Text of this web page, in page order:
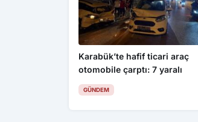
Karabük’te hafif ticari araç
otomobile çarptı: 7 yaralı
GÜNDEM